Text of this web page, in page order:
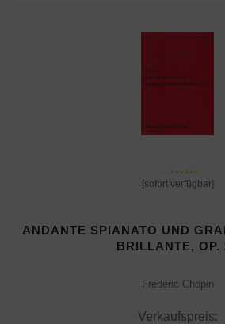
[sofort verfügbar]
ANDANTE SPIANATO UND
BRILLANTE, OP.
Frederic Chopin
Verkaufspreis: